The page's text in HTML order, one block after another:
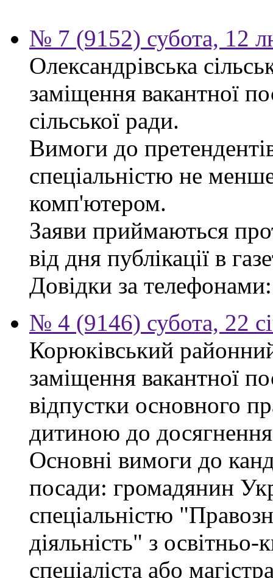
№ 7 (9152) субота, 12
Олександрівська
заміщення вакантної
сільської ради.
Вимоги до
спеціальністю не
комп'ютером.
Заяви приймаються
від дня публікації в
Довідки за
№ 4 (9146) субота, 22
Корюківський
заміщення вакантної
відпустки основного
дитиною до
Основні вимоги до
посади: громадянин
спеціальністю
діяльність" з
спеціаліста або